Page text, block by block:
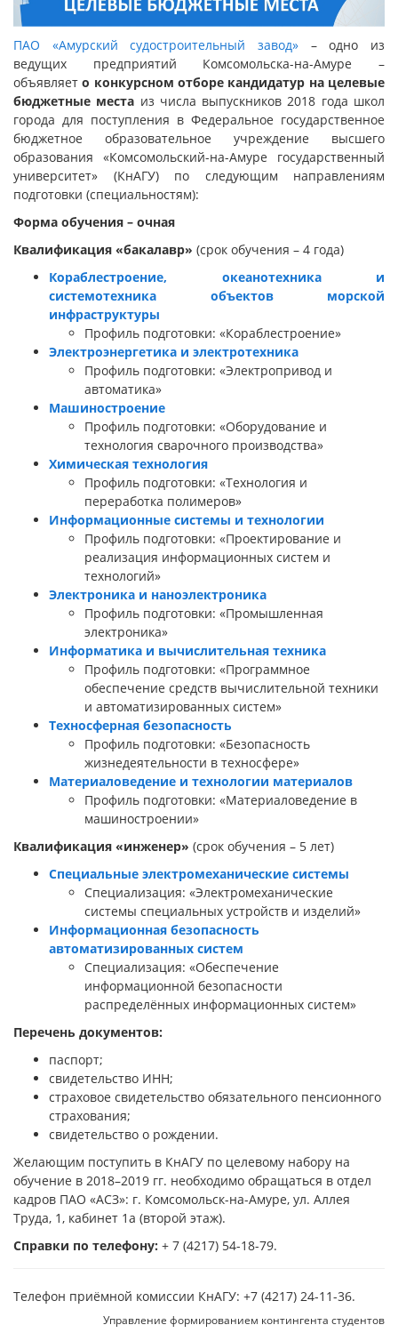
ПАО «Амурский судостроительный завод» – одно из
ведущих предприятий Комсомольска-на-Амуре –
объявляето конкурсном отборе кандидатур на целевые
бюджетные места из числа выпускников 2018 года школ
города для поступления в Федеральное государственное
бюджетное образовательное учреждение высшего
образования «Комсомольский-на-Амуре государственный
университет» (КнАГУ) по следующим направлениям
подготовки (специальностям):
Форма обучения – очная
Квалификация «бакалавр» (срок обучения – 4 года)
Кораблестроение, океанотехника и
системотехника объектов морской
инфраструктуры
Профиль подготовки: «Кораблестроение»
Электроэнергетика и электротехника
Профиль подготовки: «Электропривод и
автоматика»
Машиностроение
Профиль подготовки: «Оборудование и
технология сварочного производства»
Химическая технология
Профиль подготовки: «Технология и
переработка полимеров»
Информационные системы и технологии
Профиль подготовки: «Проектирование и
реализация информационных систем и
технологий»
Электроника и наноэлектроника
Профиль подготовки: «Промышленная
электроника»
Информатика и вычислительная техника
Профиль подготовки: «Программное
обеспечение средств вычислительной техники
и автоматизированных систем»
Техносферная безопасность
Профиль подготовки: «Безопасность
жизнедеятельности в техносфере»
Материаловедение и технологии материалов
Профиль подготовки: «Материаловедение в
машиностроении»
Квалификация «инженер» (срок обучения – 5 лет)
Специальные электромеханические системы
Специализация: «Электромеханические
системы специальных устройств и изделий»
Информационная безопасность
автоматизированных систем
Специализация: «Обеспечение
информационной безопасности
распределённых информационных систем»
Перечень документов:
паспорт;
свидетельство ИНН;
страховое свидетельство обязательного пенсионного
страхования;
свидетельство о рождении.
Желающим поступить в КнАГУ по целевому набору на
обучение в 2018–2019 гг. необходимо обращаться в отдел
кадров ПАО «АСЗ»: г. Комсомольск-на-Амуре, ул. Аллея
Труда, 1, кабинет 1а (второй этаж).
Справки по телефону: + 7 (4217) 54-18-79.
Телефон приёмной комиссии КнАГУ: +7 (4217) 24-11-36.
Управление формированием контингента студентов